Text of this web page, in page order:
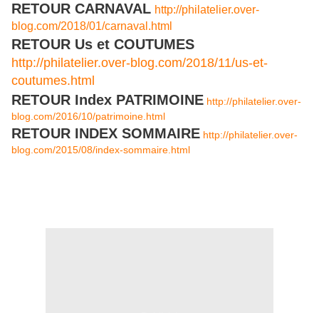
RETOUR CARNAVAL http://philatelier.over-
blog.com/2018/01/carnaval.html
RETOUR Us et COUTUMES
http://philatelier.over-blog.com/2018/11/us-et-
coutumes.html
RETOUR Index PATRIMOINE http://philatelier.over-
blog.com/2016/10/patrimoine.html
RETOUR INDEX SOMMAIRE http://philatelier.over-
blog.com/2015/08/index-sommaire.html